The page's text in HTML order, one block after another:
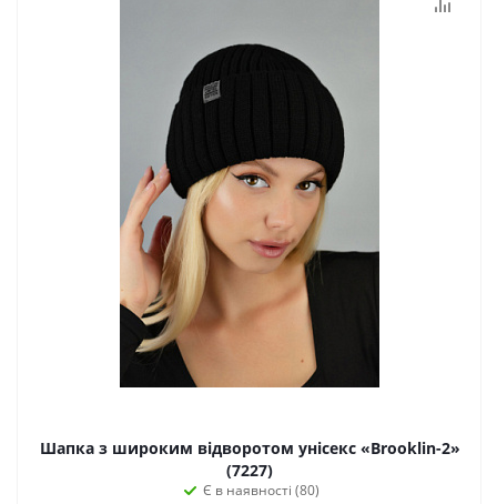
Шапка з широким відворотом унісекс «Brooklin-2»
(7227)
Є в наявності (80)